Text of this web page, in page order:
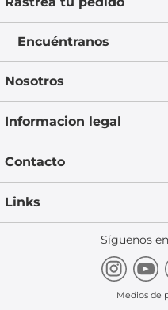
Encuéntranos
Nosotros
Informacion legal
Contacto
Links
Síguenos
Medios de